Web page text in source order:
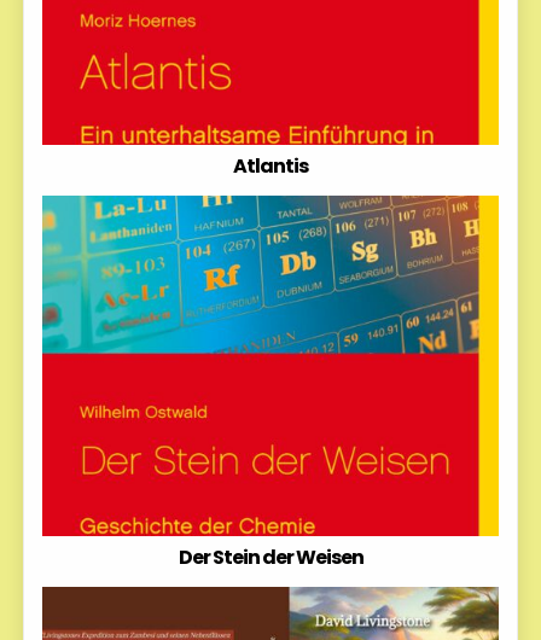
Atlantis
Der Stein der Weisen